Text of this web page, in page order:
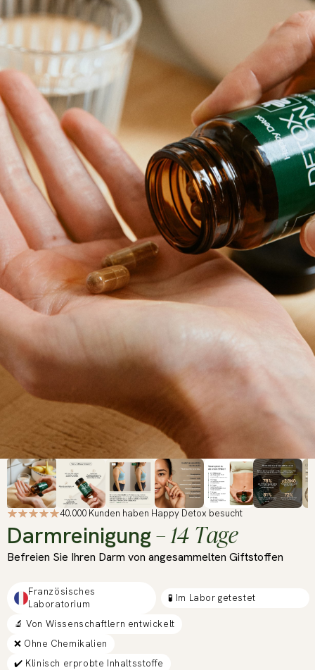
40.000 Kunden haben Happy Detox besucht
Darmreinigung– 14 Tage
Befreien Sie Ihren Darm von angesammelten Giftstoffen
Französisches
Laboratorium
🧪 Im Labor getestet
🔬 Von Wissenschaftlern entwickelt
❌ Ohne Chemikalien
✔️ Klinisch erprobte Inhaltsstoffe